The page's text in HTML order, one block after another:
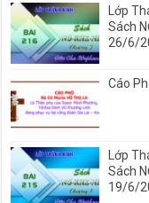
Lớp
Sách
26/6/
Cáo
Lớp
Sách
19/6/